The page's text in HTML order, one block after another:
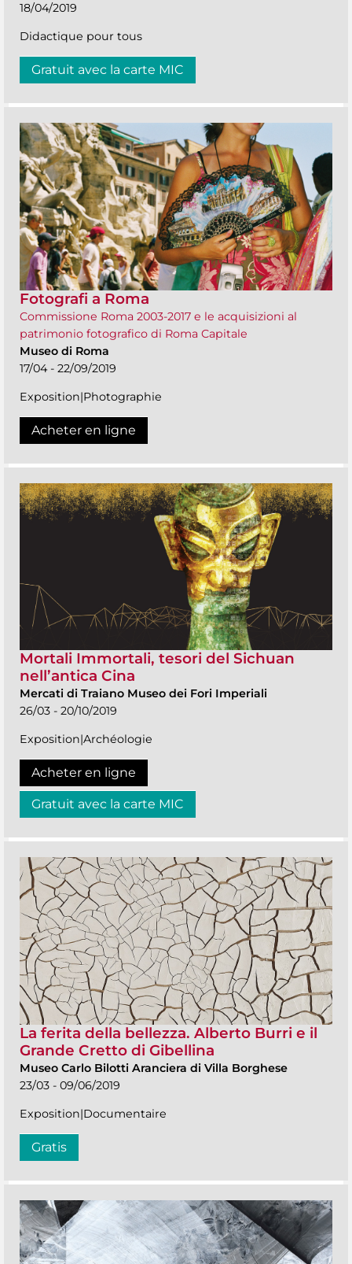
18/04/2019
Didactique pour tous
Gratuit avec la carte MIC
Fotografi a Roma
Commissione Roma 2003-2017 e le acquisizioni al
patrimonio fotografico di Roma Capitale
Museo di Roma
17/04 - 22/09/2019
Exposition|Photographie
Acheter en ligne
Mortali Immortali, tesori del Sichuan
nell’antica Cina
Mercati di Traiano Museo dei Fori Imperiali
26/03 - 20/10/2019
Exposition|Archéologie
Acheter en ligne
Gratuit avec la carte MIC
La ferita della bellezza. Alberto Burri e il
Grande Cretto di Gibellina
Museo Carlo Bilotti Aranciera di Villa Borghese
23/03 - 09/06/2019
Exposition|Documentaire
Gratis